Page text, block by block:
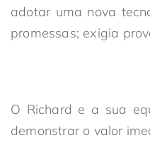
adotar uma nova
promessas; exigia
O Richard e a sua
demonstrar o valor